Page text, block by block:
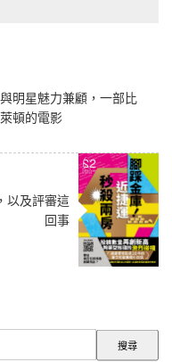
明星魅力兼顧，一部比
頓的電影
以及評審這
回事